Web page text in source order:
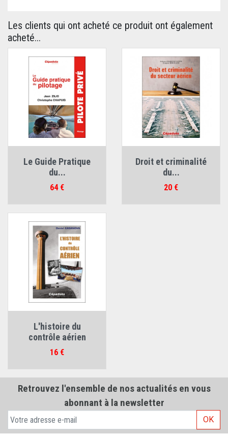
Les clients qui ont acheté ce produit ont également
acheté...
Le Guide Pratique
du...
Prix
64 €
Droit et criminalité
du...
Prix
20 €
L'histoire du
contrôle aérien
Prix
16 €
Retrouvez l'ensemble de nos actualités en vous
abonnant à la newsletter
OK